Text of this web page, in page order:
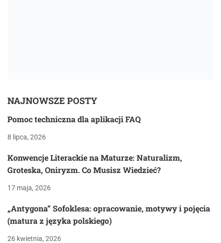
NAJNOWSZE POSTY
Pomoc techniczna dla aplikacji FAQ
8 lipca, 2026
Konwencje Literackie na Maturze: Naturalizm,
Groteska, Oniryzm. Co Musisz Wiedzieć?
17 maja, 2026
„Antygona” Sofoklesa: opracowanie, motywy i pojęcia
(matura z języka polskiego)
26 kwietnia, 2026